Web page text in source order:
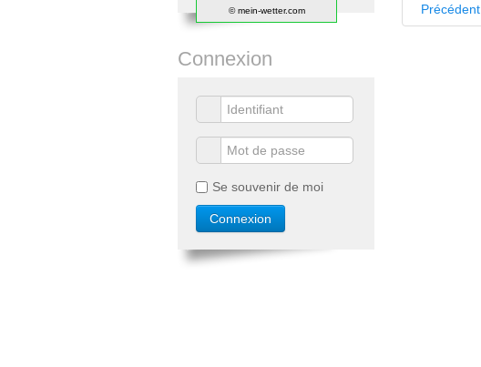
Précédent
© mein-wetter.com
Connexion
Se souvenir de moi